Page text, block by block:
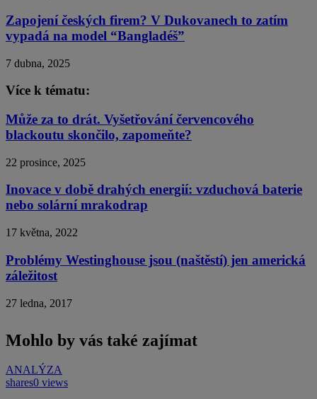
Zapojení českých firem? V Dukovanech to zatím
vypadá na model “Bangladéš”
7 dubna, 2025
Více k tématu:
Může za to drát. Vyšetřování červencového
blackoutu skončilo, zapomeňte?
22 prosince, 2025
Inovace v době drahých energií: vzduchová baterie
nebo solární mrakodrap
17 května, 2022
Problémy Westinghouse jsou (naštěstí) jen americká
záležitost
27 ledna, 2017
Mohlo by vás také zajímat
ANALÝZA
shares0 views